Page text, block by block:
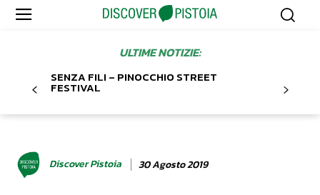
ULTIME NOTIZIE:
SENZA FILI – PINOCCHIO STREET
FESTIVAL
Discover Pistoia 30 Agosto 2019